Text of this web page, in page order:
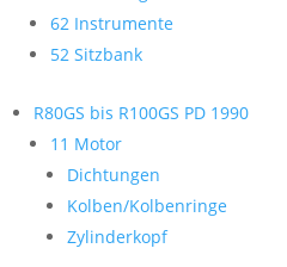
62 Instrumente
52 Sitzbank
R80GS bis R100GS PD 1990
11 Motor
Dichtungen
Kolben/Kolbenringe
Zylinderkopf